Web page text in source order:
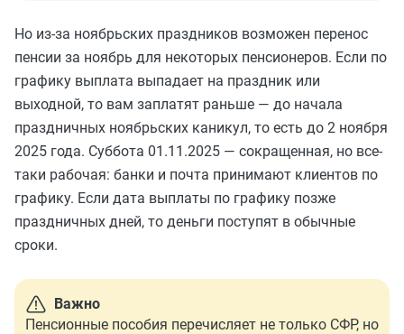
Но из-за ноябрьских праздников возможен перенос
пенсии за ноябрь для некоторых пенсионеров. Если по
графику выплата выпадает на праздник или
выходной, то вам заплатят раньше — до начала
праздничных ноябрьских каникул, то есть до 2 ноября
2025 года. Суббота 01.11.2025 — сокращенная, но все-
таки рабочая: банки и почта принимают клиентов по
графику. Если дата выплаты по графику позже
праздничных дней, то деньги поступят в обычные
сроки.
Важно
Пенсионные пособия перечисляет не только СФР, но